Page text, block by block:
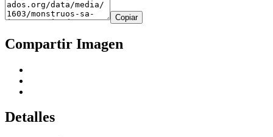
Copiar
Compartir Imagen
Detalles